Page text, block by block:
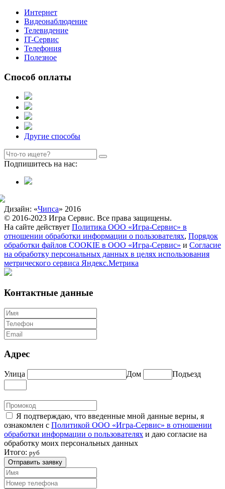
Интернет
Видеонаблюдение
Телевидение
IT-Сервис
Телефония
Полезное
Способ оплаты
Другие способы
Подпишитесь на нас:
Дизайн: «Чипса» 2016
© 2016-2023 Игра Сервис. Все права защищены.
На сайте действует Политика ООО «Игра-Сервис» в
отношении обработки информации о пользователях, Порядок
обработки файлов COOKIE в ООО «Игра-Сервис» и Согласие
на обработку персональных данных в целях использования
метрического сервиса Яндекс.Метрика
Контактные данные
Адрес
Улица Дом Подъезд
Я подтверждаю, что введенные мной данные верны, я
ознакомлен с Политикой ООО «Игра-Сервис» в отношении
обработки информации о пользователях и даю согласие на
обработку моих персональных данных
Итого: руб
Отправить заявку